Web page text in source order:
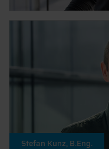
Stefan Kunz, B.Eng.